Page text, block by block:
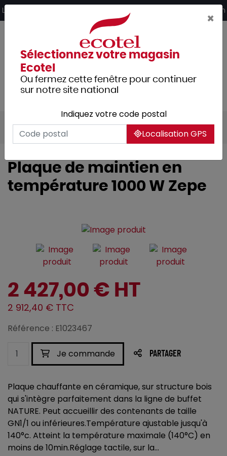
Livraison offerte dès 249€ HT d’achat et retrait 2h en magasin
Tous les produits Hôtellerie
Plaque de maintien en
température 1000 W Zepe
2 427,00 € HT
2 912,40 € TTC
Référence : E1023467
Je commande PARTAGER
Plaque chauffante en céramique, sur structure bois
qui s'intègre parfaitement dans la ligne de buffet
NATURE. Peut accueillir des contenants de taille
GN1/1 ou inférieures.Température ajustable jusqu'à
140°c. Atteint la température maximale (140°C) en
moins de 10min.Réglage tactile, sur la...
×
Sélectionnez votre magasin
Ecotel
Ou fermez cette fenêtre pour continuer
sur notre site national
Indiquez votre code postal
Localisation GPS
Panneau de gestion des cookies